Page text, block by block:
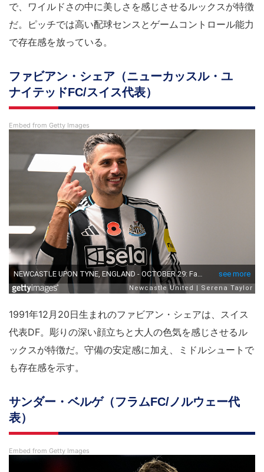
で、ワイルドさの中に美しさを感じさせるルックスが特徴
だ。ピッチでは高い配球センスとゲームコントロール能力
で存在感を放っている。
ファビアン・シェア（ニューカッスル・ユ
ナイテッドFC/スイス代表）
Embed from Getty Images
1991年12月20日生まれのファビアン・シェアは、スイス
代表DF。彫りの深い顔立ちと大人の色気を感じさせるル
ックスが特徴だ。守備の安定感に加え、ミドルシュートで
も存在感を示す。
サンダー・ベルゲ（フラムFC/ノルウェー代
表）
Embed from Getty Images